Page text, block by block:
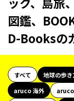
図鑑、
D-Booksの
すべて 地球の歩
aruco 海外